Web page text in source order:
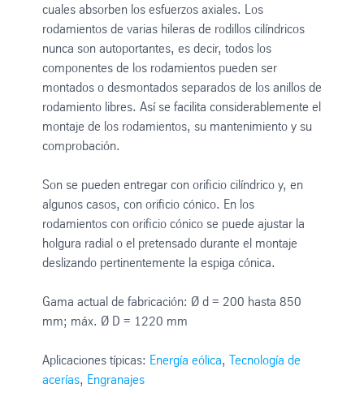
cuales absorben los esfuerzos axiales. Los
rodamientos de varias hileras de rodillos cilíndricos
nunca son autoportantes, es decir, todos los
componentes de los rodamientos pueden ser
montados o desmontados separados de los anillos de
rodamiento libres. Así se facilita considerablemente el
montaje de los rodamientos, su mantenimiento y su
comprobación.
Son se pueden entregar con orificio cilíndrico y, en
algunos casos, con orificio cónico. En los
rodamientos con orificio cónico se puede ajustar la
holgura radial o el pretensado durante el montaje
deslizando pertinentemente la espiga cónica.
Gama actual de fabricación: Ø d = 200 hasta 850
mm; máx. Ø D = 1220 mm
Aplicaciones típicas: Energía eólica, Tecnología de
acerías, Engranajes